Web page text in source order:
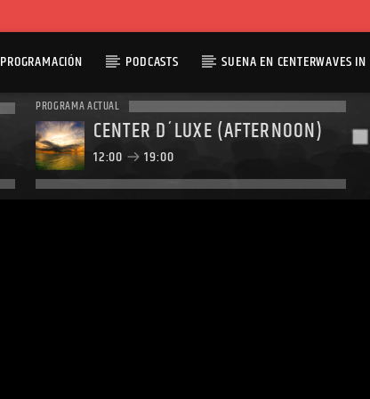
PROGRAMACIÓN PODCASTS SUENA EN CENTERWAVES IN
PROGRAMA ACTUAL
CENTER D´LUXE (AFTERNOON)
12:00 19:00